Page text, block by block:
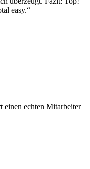
easy.“
einen echten Mitarbeiter